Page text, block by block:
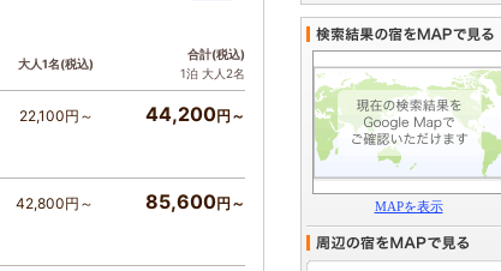
大人1名(税込)
合計(税込)
1泊 大人2名
22,100円～ 44,200円～
42,800円～ 85,600円～ MAPを表示